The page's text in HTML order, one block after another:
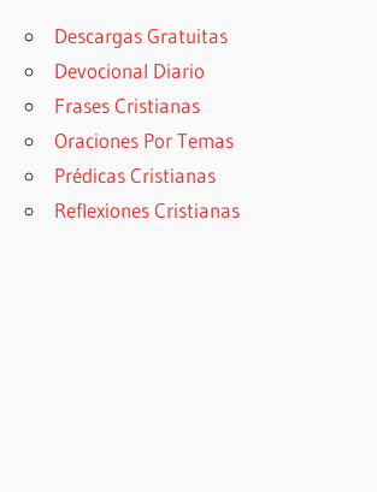
Descargas Gratuitas
Devocional Diario
Frases Cristianas
Oraciones Por Temas
Prédicas Cristianas
Reflexiones Cristianas